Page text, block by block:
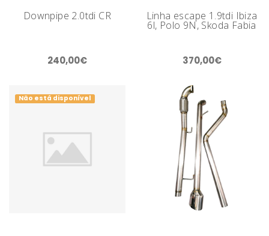
Downpipe 2.0tdi CR
240,00€
Linha escape 1.9tdi Ibiza
6l, Polo 9N, Skoda Fabia
370,00€
Não está disponível